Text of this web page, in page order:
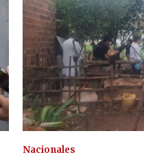
Nacionales